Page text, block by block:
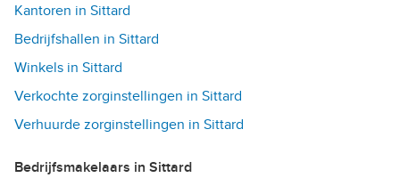
Kantoren in Sittard
Bedrijfshallen in Sittard
Winkels in Sittard
Verkochte zorginstellingen in Sittard
Verhuurde zorginstellingen in Sittard
Bedrijfsmakelaars in Sittard